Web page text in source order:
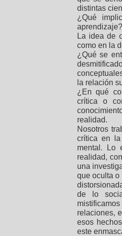
distintas
¿Qué
aprendizaje?
La idea de
como en la
¿Qué se
la relación
¿En qué
crítica o
realidad.
Nosotros
crítica en
mental. Lo
realidad,
una
que oculta
de lo
relaciones,
esos
este